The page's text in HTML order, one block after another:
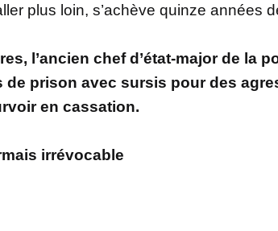
plus loin, s’achève quinze années
l’ancien chef d’état-major de la
de prison avec sursis pour des
en cassation.
irrévocable